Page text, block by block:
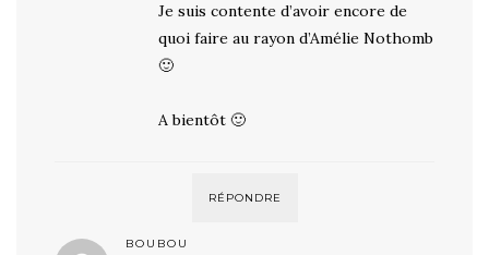
Je suis contente d’avoir encore de
quoi faire au rayon d’Amélie Nothomb
🙂
A bientôt 🙂
RÉPONDRE
BOUBOU